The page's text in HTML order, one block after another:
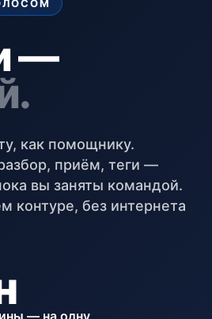
—
как помощнику.
приём, теги —
вы заняты командой.
контуре, без интернета
— на одну